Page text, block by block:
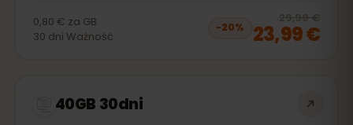
0,80 € za GB
30 dni Ważność
−20%
29,99 €
23,99 €
40GB 30dni